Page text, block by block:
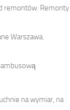
remontów. Remonty
Warszawa.
na wymiar, na